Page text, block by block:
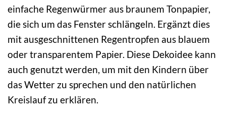
einfache Regenwürmer aus braunem Tonpapier,
die sich um das Fenster schlängeln. Ergänzt dies
mit ausgeschnittenen Regentropfen aus blauem
oder transparentem Papier. Diese Dekoidee kann
auch genutzt werden, um mit den Kindern über
das Wetter zu sprechen und den natürlichen
Kreislauf zu erklären.